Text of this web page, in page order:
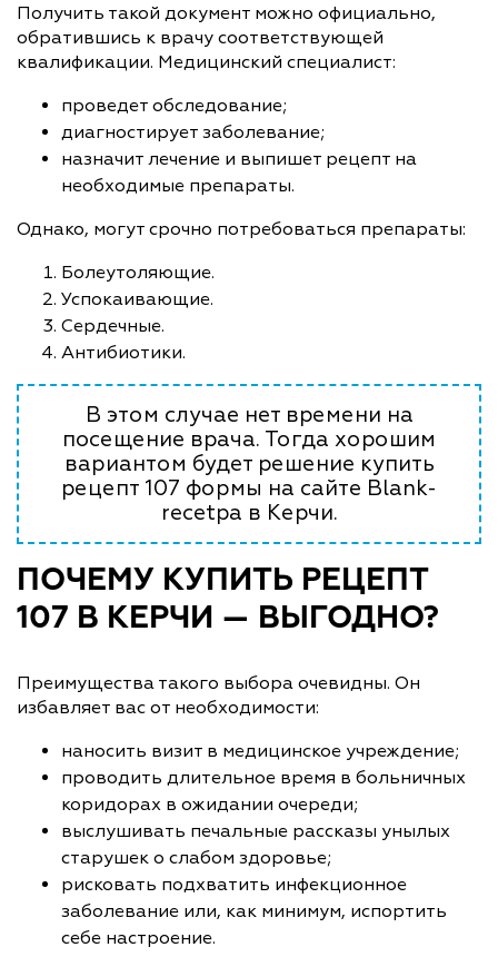
Получить такой документ можно официально,
обратившись к врачу соответствующей
квалификации. Медицинский специалист:
проведет обследование;
диагностирует заболевание;
назначит лечение и выпишет рецепт на
необходимые препараты.
Однако, могут срочно потребоваться препараты:
Болеутоляющие.
Успокаивающие.
Сердечные.
Антибиотики.
В этом случае нет времени на
посещение врача. Тогда хорошим
вариантом будет решение купить
рецепт 107 формы на сайте Blank-
recetpa в Керчи.
ПОЧЕМУ КУПИТЬ РЕЦЕПТ
107 В КЕРЧИ — ВЫГОДНО?
Преимущества такого выбора очевидны. Он
избавляет вас от необходимости:
наносить визит в медицинское учреждение;
проводить длительное время в больничных
коридорах в ожидании очереди;
выслушивать печальные рассказы унылых
старушек о слабом здоровье;
рисковать подхватить инфекционное
заболевание или, как минимум, испортить
себе настроение.